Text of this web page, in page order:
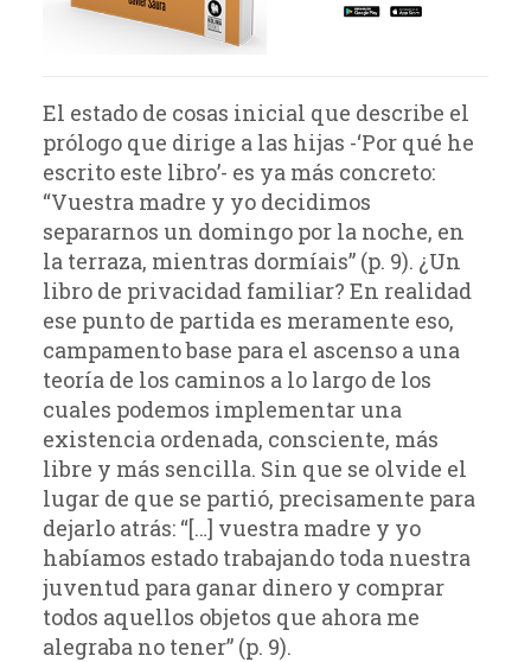
El estado de cosas inicial que describe el
prólogo que dirige a las hijas -‘Por qué he
escrito este libro’- es ya más concreto:
“Vuestra madre y yo decidimos
separarnos un domingo por la noche, en
la terraza, mientras dormíais” (p. 9). ¿Un
libro de privacidad familiar? En realidad
ese punto de partida es meramente eso,
campamento base para el ascenso a una
teoría de los caminos a lo largo de los
cuales podemos implementar una
existencia ordenada, consciente, más
libre y más sencilla. Sin que se olvide el
lugar de que se partió, precisamente para
dejarlo atrás: “[…] vuestra madre y yo
habíamos estado trabajando toda nuestra
juventud para ganar dinero y comprar
todos aquellos objetos que ahora me
alegraba no tener” (p. 9).